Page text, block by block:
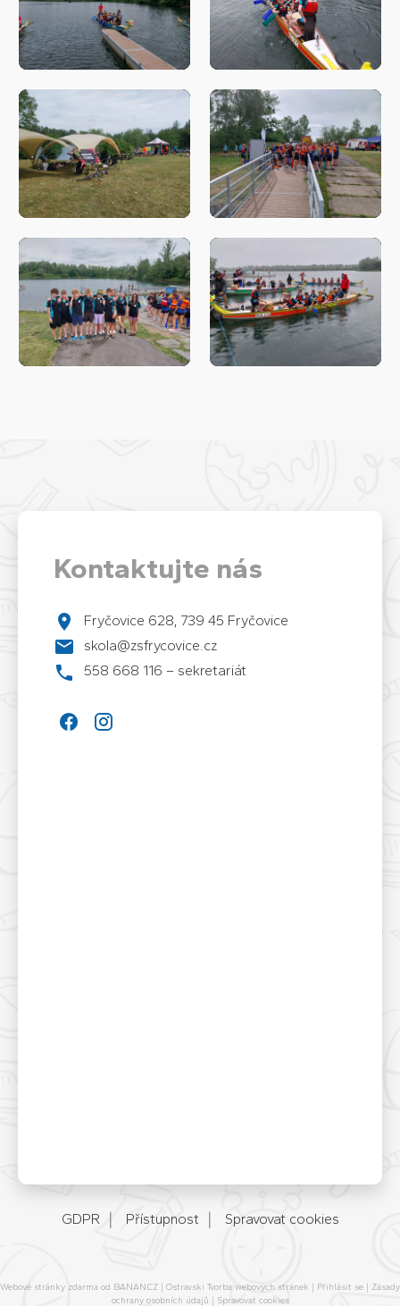
Kontaktujte nás
Fryčovice 628, 739 45 Fryčovice
skola@zsfrycovice.cz
558 668 116 – sekretariát
GDPR Přístupnost Spravovat cookies
Webové stránky zdarma od BANAN.CZ | Ostravski Tvorba webových stránek | Přihlásit se | Zásady
ochrany osobních údajů | Spravovat cookies